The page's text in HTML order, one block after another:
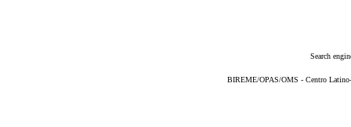
Search
BIREME/OPAS/OMS - Centro Latino-